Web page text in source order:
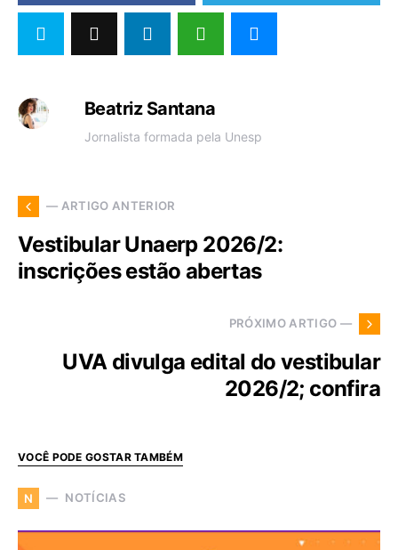
Beatriz Santana
Jornalista formada pela Unesp
— ARTIGO ANTERIOR
Vestibular Unaerp 2026/2:
inscrições estão abertas
PRÓXIMO ARTIGO —
UVA divulga edital do vestibular
2026/2; confira
VOCÊ PODE GOSTAR TAMBÉM
N NOTÍCIAS